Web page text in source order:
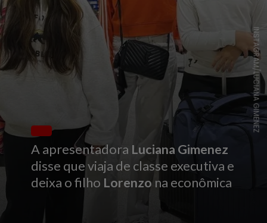
A apresentadora Luciana Gimenez
disse que viaja de classe executiva e
deixa o filho Lorenzona econômica
INSTAGRAM/LUCIANA GIMENEZ